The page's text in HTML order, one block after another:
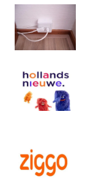
digitaal
live
media
oefenwedstrijd
Schalke'04
UPC
ziggo